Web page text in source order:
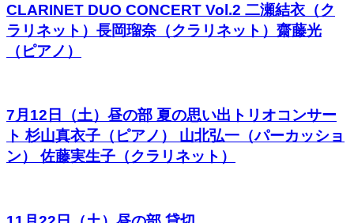
CLARINET DUO CONCERT Vol.2 二瀬結衣（ク
ラリネット）長岡瑠奈（クラリネット）齋藤光
（ピアノ）
7月12日（土）昼の部 夏の思い出トリオコンサー
ト 杉山真衣子（ピアノ） 山北弘一（パーカッショ
ン） 佐藤実生子（クラリネット）